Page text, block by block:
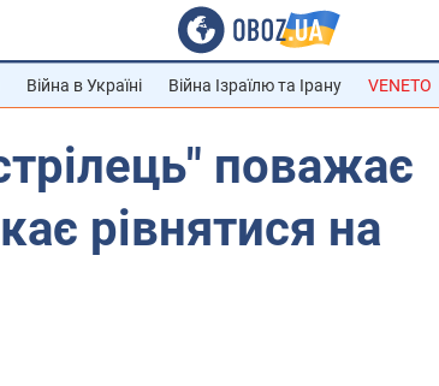
Війна в Україні Війна Ізраїлю та Ірану VENETO
поважає
рівнятися на